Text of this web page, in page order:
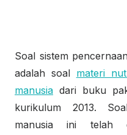
Soal sistem
adalah soal materi
manusia dari buku
kurikulum 2013.
manusia ini telah